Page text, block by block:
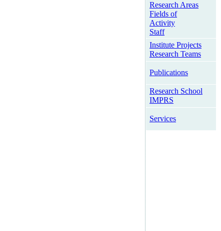
Research Areas
Fields of
Activity
Staff
Institute Projects
Research Teams
Publications
Research School
IMPRS
Services